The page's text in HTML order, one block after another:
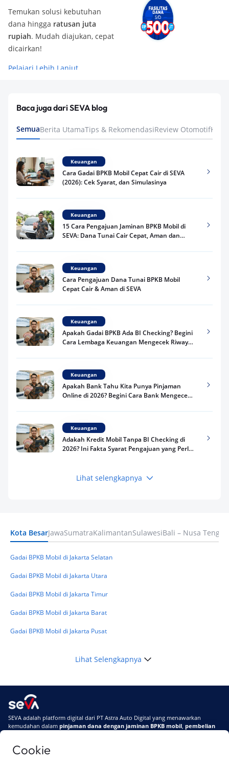
Cookie
Temukan solusi kebutuhan
dana hingga ratusan juta
rupiah. Mudah diajukan, cepat
dicairkan!
Pelajari Lebih Lanjut
Baca juga dari SEVA blog
SemuaBerita UtamaTips & RekomendasiReview Otomotif
Keuangan
Cara Gadai BPKB Mobil Cepat Cair di SEVA
(2026): Cek Syarat, dan Simulasinya
Keuangan
15 Cara Pengajuan Jaminan BPKB Mobil di
SEVA: Dana Tunai Cair Cepat, Aman dan
Keuangan
Cara Pengajuan Dana Tunai BPKB Mobil
Cepat Cair & Aman di SEVA
Keuangan
Apakah Gadai BPKB Ada BI Checking? Begini
Cara Lembaga Keuangan Mengecek Riwayat
Keuangan
Apakah Bank Tahu Kita Punya Pinjaman
Online di 2026? Begini Cara Bank Mengecek
Keuangan
Adakah Kredit Mobil Tanpa BI Checking di
2026? Ini Fakta Syarat Pengajuan yang Perlu
Keuangan
Keuangan
Masuk BI Checking? Simak Peraturan
Lihat selengkapnya
Kota BesarJawaSumatraKalimantanSulawesiBali – Nusa
Gadai BPKB Mobil di Jakarta Selatan
Gadai BPKB Mobil di Jakarta Utara
Gadai BPKB Mobil di Jakarta Timur
Gadai BPKB Mobil di Jakarta Barat
Gadai BPKB Mobil di Jakarta Pusat
Lihat Selengkapnya
SEVA adalah platform digital dari PT Astra Auto Digital yang menawarkan
kemudahan dalam pinjaman dana dengan jaminan BPKB mobil pembelian
Di SEVA, BPKB mobilmu #BisaJadiDuit